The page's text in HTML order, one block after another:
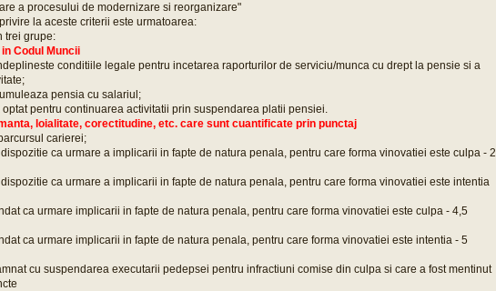
a procesului de modernizare si reorganizare"
la aceste criterii este urmatoarea:
trei grupe:
Codul Muncii
conditiile legale pentru incetarea raporturilor de serviciu/munca cu drept la pensie si a
pensia cu salariul;
pentru continuarea activitatii prin suspendarea platii pensiei.
loialitate, corectitudine, etc. care sunt cuantificate prin punctaj
carierei;
ca urmare a implicarii in fapte de natura penala, pentru care forma vinovatiei este culpa - 2
ca urmare a implicarii in fapte de natura penala, pentru care forma vinovatiei este intentia
ca urmare implicarii in fapte de natura penala, pentru care forma vinovatiei este culpa - 4,5
ca urmare implicarii in fapte de natura penala, pentru care forma vinovatiei este intentia - 5
cu suspendarea executarii pedepsei pentru infractiuni comise din culpa si care a fost mentinut